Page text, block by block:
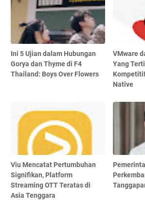
Ini 5 Ujian dalam Hubungan
Gorya dan Thyme di F4
Thailand: Boys Over Flowers
VMware
Yang
Native
Viu Mencatat Pertumbuhan
Signifikan, Platform
Streaming OTT Teratas di
Asia Tenggara